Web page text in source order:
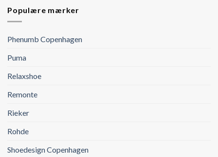
Populære mærker
Phenumb Copenhagen
Puma
Relaxshoe
Remonte
Rieker
Rohde
Shoedesign Copenhagen